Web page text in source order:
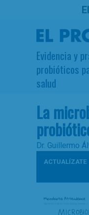
Evidencia y
probióticos
salud
La
Dr. Guillermo
ACTUALÍZATE